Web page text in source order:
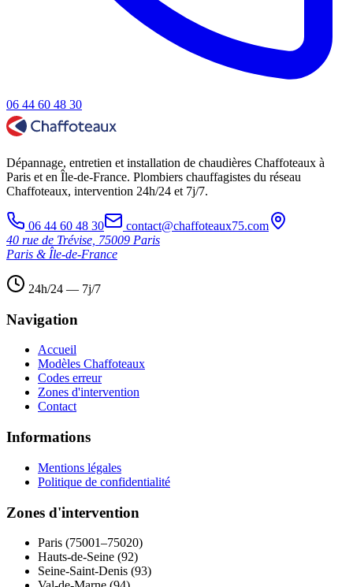
06 44 60 48 30
Dépannage, entretien et installation de chaudières Chaffoteaux à
Paris et en Île-de-France. Plombiers chauffagistes du réseau
Chaffoteaux, intervention 24h/24 et 7j/7.
06 44 60 48 30
contact@chaffoteaux75.com
40 rue de Trévise, 75009 Paris
Paris & Île-de-France
24h/24 — 7j/7
Navigation
Accueil
Modèles Chaffoteaux
Codes erreur
Zones d'intervention
Contact
Informations
Mentions légales
Politique de confidentialité
Zones d'intervention
Paris (75001–75020)
Hauts-de-Seine (92)
Seine-Saint-Denis (93)